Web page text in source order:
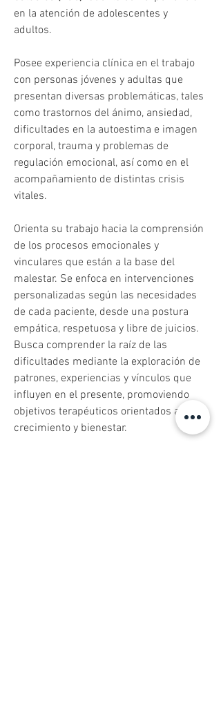
en la atención de adolescentes y
adultos.
Posee experiencia clínica en el trabajo
con personas jóvenes y adultas que
presentan diversas problemáticas, tales
como trastornos del ánimo, ansiedad,
dificultades en la autoestima e imagen
corporal, trauma y problemas de
regulación emocional, así como en el
acompañamiento de distintas crisis
vitales.
Orienta su trabajo hacia la comprensión
de los procesos emocionales y
vinculares que están a la base del
malestar. Se enfoca en intervenciones
personalizadas según las necesidades
de cada paciente, desde una postura
empática, respetuosa y libre de juicios.
Busca comprender la raíz de las
dificultades mediante la exploración de
patrones, experiencias y vínculos que
influyen en el presente, promoviendo
objetivos terapéuticos orientados al
crecimiento y bienestar.